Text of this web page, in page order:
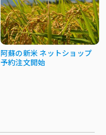
阿蘇の新米 ネットショップ
予約注文開始